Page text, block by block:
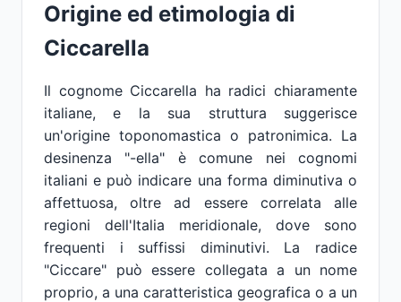
Origine ed etimologia di
Ciccarella
Il cognome Ciccarella ha radici chiaramente
italiane, e la sua struttura suggerisce
un'origine toponomastica o patronimica. La
desinenza "-ella" è comune nei cognomi
italiani e può indicare una forma diminutiva o
affettuosa, oltre ad essere correlata alle
regioni dell'Italia meridionale, dove sono
frequenti i suffissi diminutivi. La radice
"Ciccare" può essere collegata a un nome
proprio, a una caratteristica geografica o a un